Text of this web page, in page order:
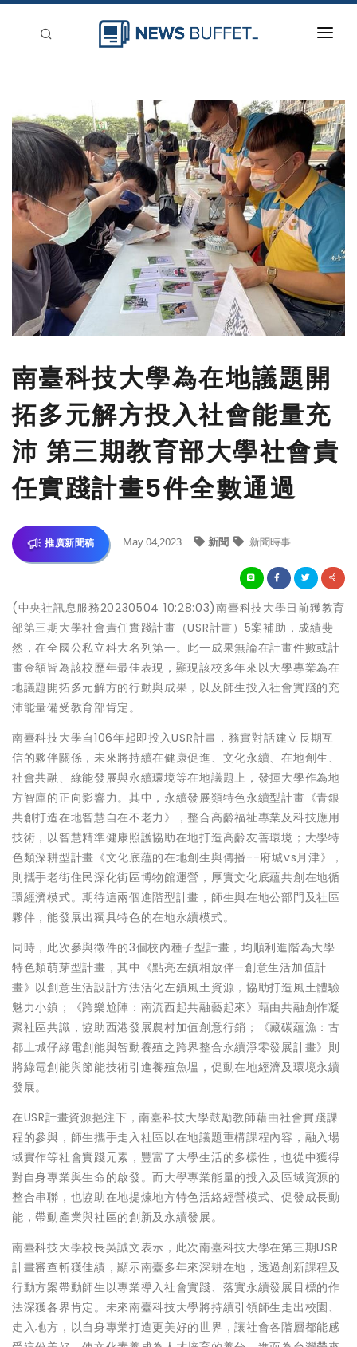
登入
刊登
南臺科技大學為在地議題開
拓多元解方投入社會能量充
沛 第三期教育部大學社會責
任實踐計畫5件全數通過
推廣新聞稿 May 04,2023 新聞 新聞時事
(中央社訊息服務20230504 10:28:03)南臺科技大學日前獲教育
部第三期大學社會責任實踐計畫（USR計畫）5案補助，成績斐
然，在全國公私立科大名列第一。此一成果無論在計畫件數或計
畫金額皆為該校歷年最佳表現，顯現該校多年來以大學專業為在
地議題開拓多元解方的行動與成果，以及師生投入社會實踐的充
沛能量備受教育部肯定。
南臺科技大學自106年起即投入USR計畫，務實對話建立長期互
信的夥伴關係，未來將持續在健康促進、文化永續、在地創生、
社會共融、綠能發展與永續環境等在地議題上，發揮大學作為地
方智庫的正向影響力。其中，永續發展類特色永續型計畫《青銀
共創打造在地智慧自在不老力》，整合高齡福祉專業及科技應用
技術，以智慧精準健康照護協助在地打造高齡友善環境；大學特
色類深耕型計畫《文化底蕴的在地創生與傳播--府城vs月津》，
則攜手老街住民深化街區博物館運營，厚實文化底蘊共創在地循
環經濟模式。期待這兩個進階型計畫，師生與在地公部門及社區
夥伴，能發展出獨具特色的在地永續模式。
同時，此次參與徵件的3個校內種子型計畫，均順利進階為大學
特色類萌芽型計畫，其中《點亮左鎮相放伴—創意生活加值計
畫》以創意生活設計方法活化左鎮風土資源，協助打造風土體驗
魅力小鎮；《跨樂尬陣：南流西起共融藝起來》藉由共融創作凝
聚社區共識，協助西港發展農村加值創意行銷；《藏碳蘊漁：古
都土城仔綠電創能與智動養殖之跨界整合永續淨零發展計畫》則
將綠電創能與節能技術引進養殖魚塭，促動在地經濟及環境永續
發展。
在USR計畫資源挹注下，南臺科技大學鼓勵教師藉由社會實踐課
程的參與，師生攜手走入社區以在地議題重構課程內容，融入場
域實作等社會實踐元素，豐富了大學生活的多樣性，也從中獲得
對自身專業與生命的啟發。而大學專業能量的投入及區域資源的
整合串聯，也協助在地提煉地方特色活絡經營模式、促發成長動
能，帶動產業與社區的創新及永續發展。
南臺科技大學校長吳誠文表示，此次南臺科技大學在第三期USR
計畫審查斬獲佳績，顯示南臺多年來深耕在地，透過創新課程及
行動方案帶動師生以專業導入社會實踐、落實永續發展目標的作
法深獲各界肯定。未來南臺科技大學將持續引領師生走出校園、
走入地方，以自身專業打造更美好的世界，讓社會各階層都能感